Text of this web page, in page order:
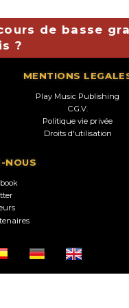
de basse
?
MENTIONS
Play Music Publishing
C.G.V.
Politique vie privée
Droits d'utilisation
NOUS